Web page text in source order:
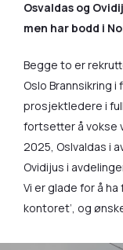
Osvaldas og
men har bodd i
Begge to er
Oslo Brannsikring
prosjektledere i
fortsetter å vokse
2025, Oslvaldas i
Ovidijus i
Vi er glade for å ha
kontoret’, og